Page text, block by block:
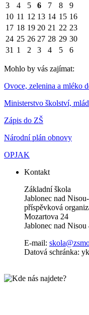
3
4 5 6 7 8
9
10 11 12 13 14 15 16
17 18 19 20 21 22 23
24 25 26 27 28 29 30
31 1 2 3 4 5 6
Mohlo by vás zajímat:
Ovoce, zelenina a mléko
Ministerstvo školství,
Zápis do ZŠ
Národní plán obnovy
OPJAK
Kontakt
Základní škola
Jablonec nad
příspěvková
Mozartova 24
Jablonec nad Nisou
E-mail:
Datová schránka: